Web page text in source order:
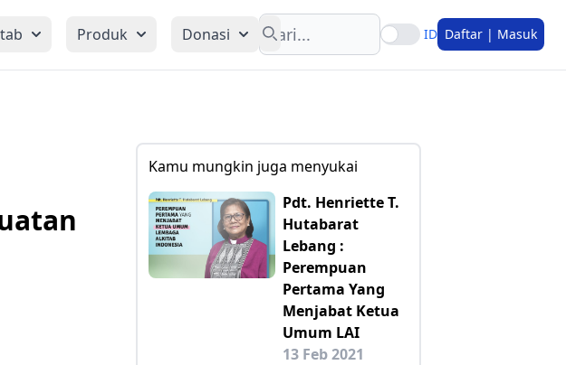
Produk Donasi
Search
ID Daftar | Masuk
Kamu mungkin juga menyukai
Pdt. Henriette T.
Hutabarat
Lebang :
Perempuan
Pertama Yang
Menjabat Ketua
Umum LAI
13 Feb 2021